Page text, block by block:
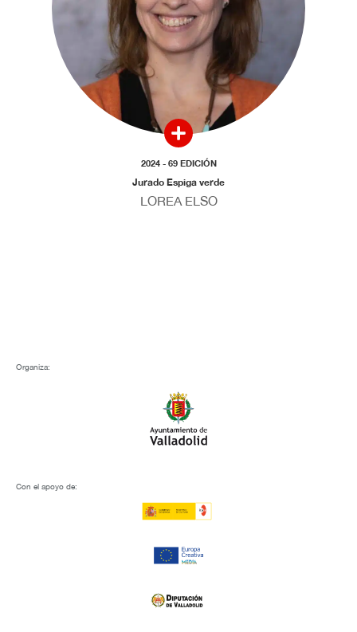
2024 - 69 EDICIÓN
Jurado Espiga verde
LOREA ELSO
Organiza:
Con el apoyo de: